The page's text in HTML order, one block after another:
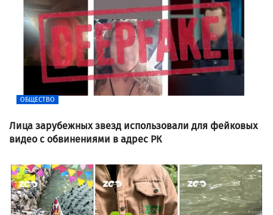
ОБЩЕСТВО
Лица зарубежных звезд использовали для фейковых
видео с обвинениями в адрес РК